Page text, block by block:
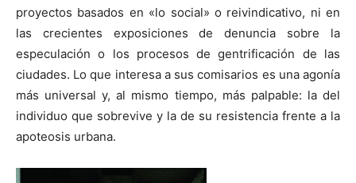
proyectos basados en «lo social» o reivindicativo, ni en
las crecientes exposiciones de denuncia sobre la
especulación o los procesos de gentrificación de las
ciudades. Lo que interesa a sus comisarios es una agonía
más universal y, al mismo tiempo, más palpable: la del
individuo que sobrevive y la de su resistencia frente a la
apoteosis urbana.